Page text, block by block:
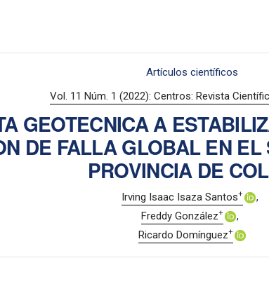
Artículos científicos
Vol. 11 Núm. 1 (2022): Centros: Revista
GEOTECNICA A
DE FALLA GLOBAL EN
PROVINCIA DE
Irving Isaac Isaza Santos+
Freddy González+
Ricardo Domínguez+